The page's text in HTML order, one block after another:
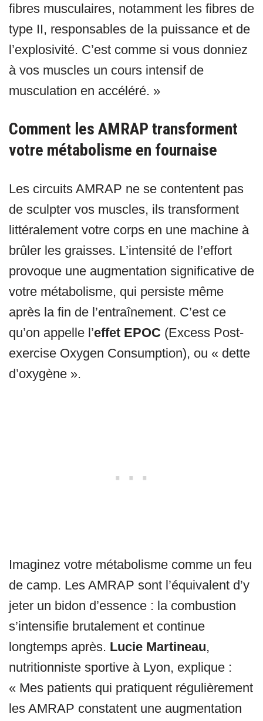
fibres musculaires, notamment les fibres de
type II, responsables de la puissance et de
l’explosivité. C’est comme si vous donniez
à vos muscles un cours intensif de
musculation en accéléré. »
Comment les AMRAP transforment
votre métabolisme en fournaise
Les circuits AMRAP ne se contentent pas
de sculpter vos muscles, ils transforment
littéralement votre corps en une machine à
brûler les graisses. L’intensité de l’effort
provoque une augmentation significative de
votre métabolisme, qui persiste même
après la fin de l’entraînement. C’est ce
qu’on appelle l’effet EPOC (Excess Post-
exercise Oxygen Consumption), ou « dette
d’oxygène ».
Imaginez votre métabolisme comme un feu
de camp. Les AMRAP sont l’équivalent d’y
jeter un bidon d’essence : la combustion
s’intensifie brutalement et continue
longtemps après. Lucie Martineau,
nutritionniste sportive à Lyon, explique :
« Mes patients qui pratiquent régulièrement
les AMRAP constatent une augmentation